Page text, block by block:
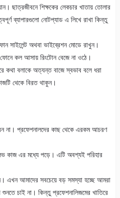
ছাত্রজীবনে শিক্ষকের লেকচার খাতায় তোলার
ব্যাপারগুলো নোটপ্যাড এ লিখে রাখা কিন্তু
সাইলেন্ট অথবা ভাইব্রেশন মোডে রাখুন।
কল আসায় রিংটোন বেজে না ওঠে।
কথা বলাকে অত্যন্ত বাজে স্বভাব বলে ধরা
থেকে বিরত থাকুন।
না। প্রফেশনালদের কাছ থেকে এরকম আচরণ
কাজ এর মধ্যে পড়ে। এটি অবশ্যই পরিহার
এখন আমাদের সবচেয়ে বড় সমস্যা হচ্ছে আমরা
চাই না। কিন্তু প্রফেশনালিজমের খাতিরে